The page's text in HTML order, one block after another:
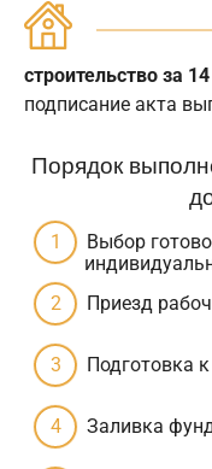
строительство за
подписание акта
Порядок
Выбор
Приезд
Подготовка
Заливка